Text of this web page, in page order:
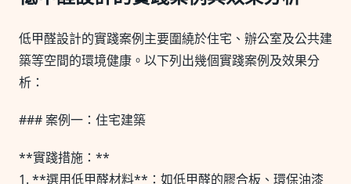
低甲醛設計的實踐案例主要圍繞於住宅、辦公室及公共建
築等空間的環境健康。以下列出幾個實踐案例及效果分
析：
### 案例一：住宅建築
**實踐措施：**
1. **選用低甲醛材料**：如低甲醛的膠合板、環保油漆